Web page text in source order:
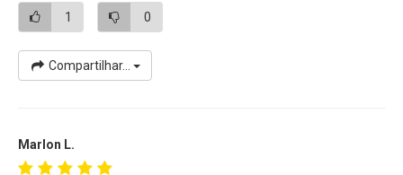
Com uma capacidade de 64 GB para capturar tudo, este
RAW e JPEG, e também oferece muito espaço para vídeos
1 0
Compartilhar...
Marlon L.